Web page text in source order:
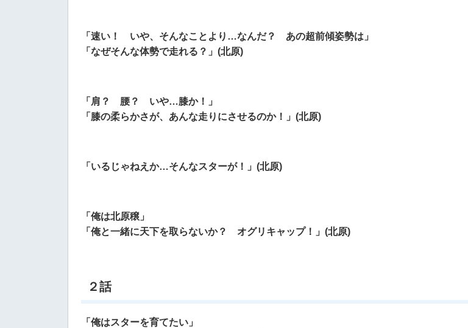
「速い！ いや、そんなことより…なんだ？ あの超前傾姿勢は」
「なぜそんな体勢で走れる？」(北原)
「肩？ 腰？ いや…膝か！」
「膝の柔らかさが、あんな走りにさせるのか！」(北原)
「いるじゃねえか…そんなスターが！」(北原)
「俺は北原穣」
「俺と一緒に天下を取らないか？ オグリキャップ！」(北原)
２話
「俺はスターを育てたい」